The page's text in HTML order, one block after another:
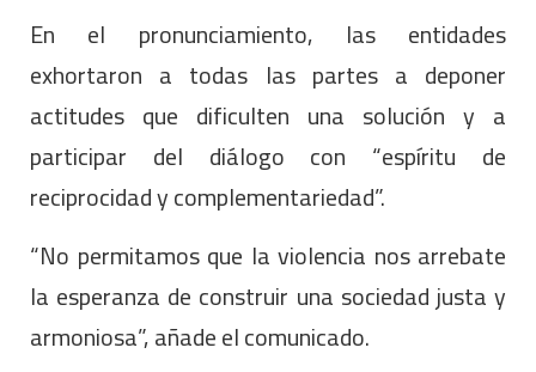
En el pronunciamiento, las entidades
exhortaron a todas las partes a deponer
actitudes que dificulten una solución y a
participar del diálogo con “espíritu de
reciprocidad y complementariedad”.
“No permitamos que la violencia nos arrebate
la esperanza de construir una sociedad justa y
armoniosa”, añade el comunicado.